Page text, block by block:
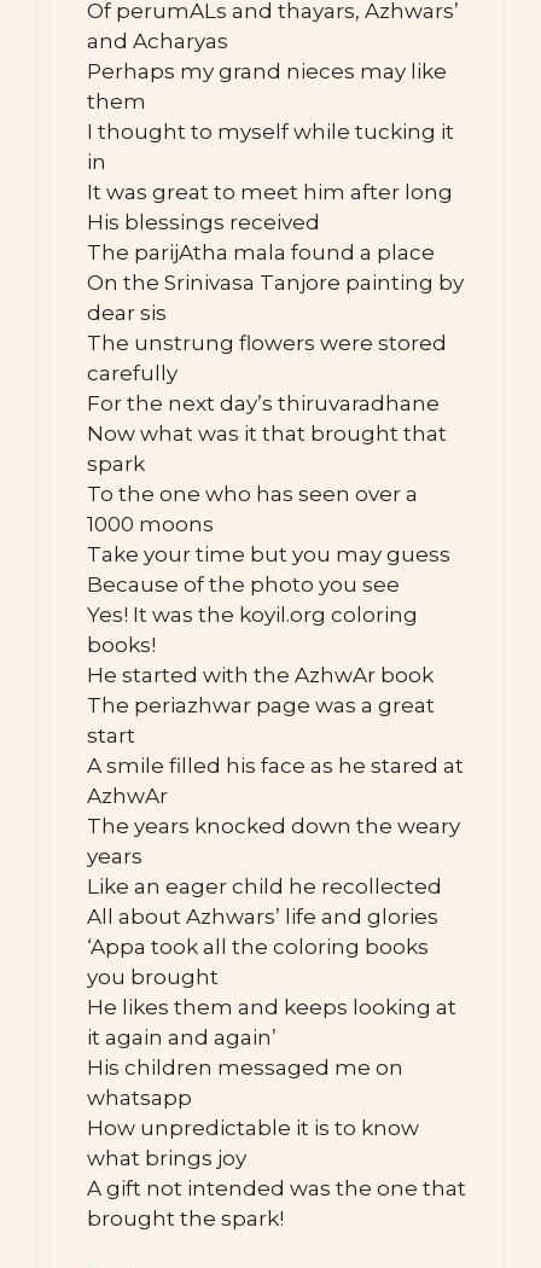
Of perumALs and thayars, Azhwars’
and Acharyas
Perhaps my grand nieces may like
them
I thought to myself while tucking it
in
It was great to meet him after long
His blessings received
The parijAtha mala found a place
On the Srinivasa Tanjore painting by
dear sis
The unstrung flowers were stored
carefully
For the next day’s thiruvaradhane
Now what was it that brought that
spark
To the one who has seen over a
1000 moons
Take your time but you may guess
Because of the photo you see
Yes! It was the koyil.org coloring
books!
He started with the AzhwAr book
The periazhwar page was a great
start
A smile filled his face as he stared at
AzhwAr
The years knocked down the weary
years
Like an eager child he recollected
All about Azhwars’ life and glories
‘Appa took all the coloring books
you brought
He likes them and keeps looking at
it again and again’
His children messaged me on
whatsapp
How unpredictable it is to know
what brings joy
A gift not intended was the one that
brought the spark!